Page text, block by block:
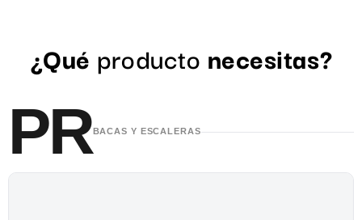
¿Qué producto necesitas?
PRBACAS Y ESCALERAS